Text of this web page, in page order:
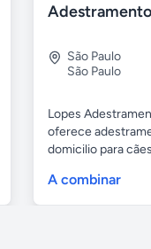
São Paulo
São Paulo
Lopes
oferece
domicilio para
A combinar